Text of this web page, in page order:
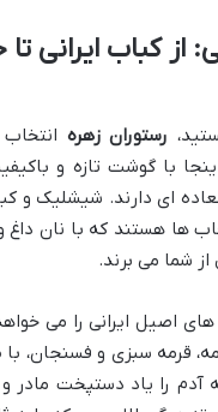
از کباب ایرانی
رستوران زهره
با گوشت تازه و
ای دارند. شیشلیک و
ها هستند که با نان
شما می برند.
اصیل ایرانی را می
قرمه سبزی و فسنجان،
را یاد دستپخت مادر و